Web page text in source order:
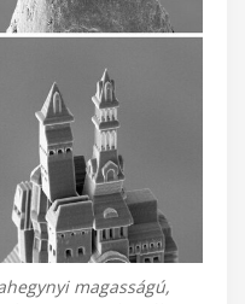
magasságú,